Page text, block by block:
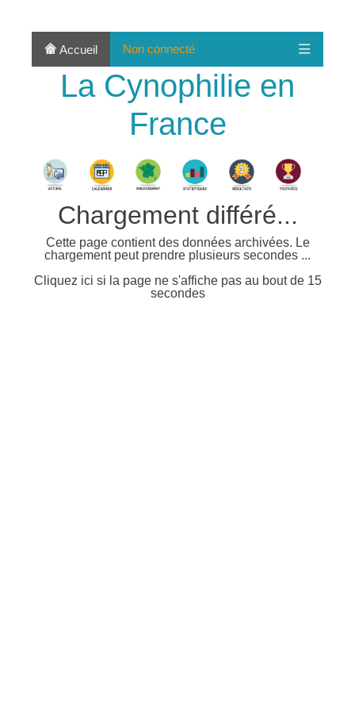
Accueil Non connecté
La Cynophilie en
France
Chargement différé...
Cette page contient des données archivées. Le
chargement peut prendre plusieurs secondes ...
Cliquez ici si la page ne s'affiche pas au bout de 15
secondes